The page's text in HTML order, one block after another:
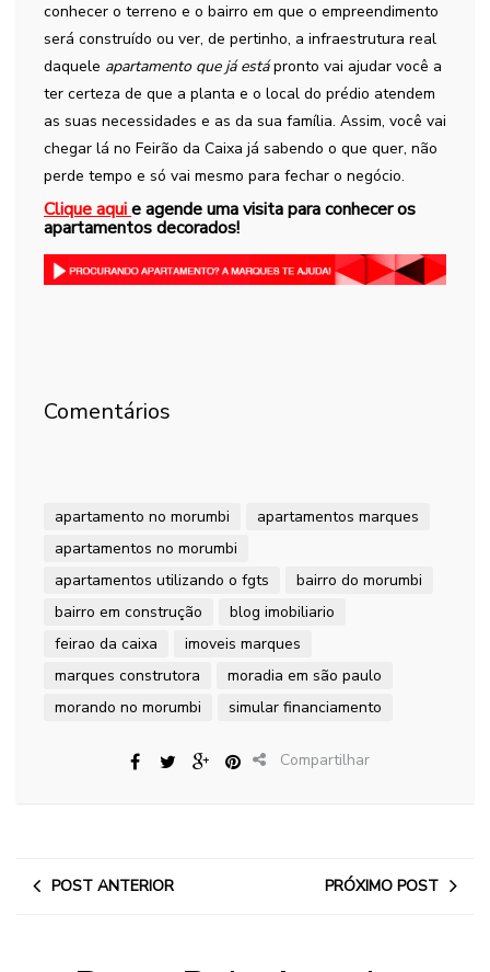
conhecer o terreno e o bairro em que o empreendimento
será construído ou ver, de pertinho, a infraestrutura real
daquele apartamento que já estápronto vai ajudar você a
ter certeza de que a planta e o local do prédio atendem
as suas necessidades e as da sua família. Assim, você vai
chegar lá no Feirão da Caixa já sabendo o que quer, não
perde tempo e só vai mesmo para fechar o negócio.
Clique aquie agende uma visita para conhecer os
apartamentos decorados!
Comentários
apartamento no morumbi
apartamentos marques
apartamentos no morumbi
apartamentos utilizando o fgts
bairro do morumbi
bairro em construção
blog imobiliario
feirao da caixa
imoveis marques
marques construtora
moradia em são paulo
morando no morumbi
simular financiamento
Compartilhar
POST ANTERIOR PRÓXIMO POST